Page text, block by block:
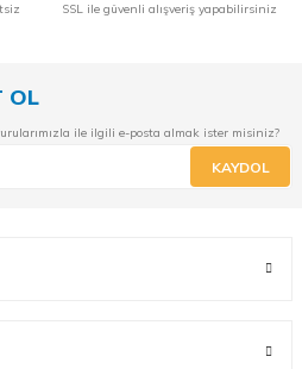
SSL ile güvenli alışveriş yapabilirsiniz
OL
ile ilgili e-posta almak ister misiniz?
KAYDOL